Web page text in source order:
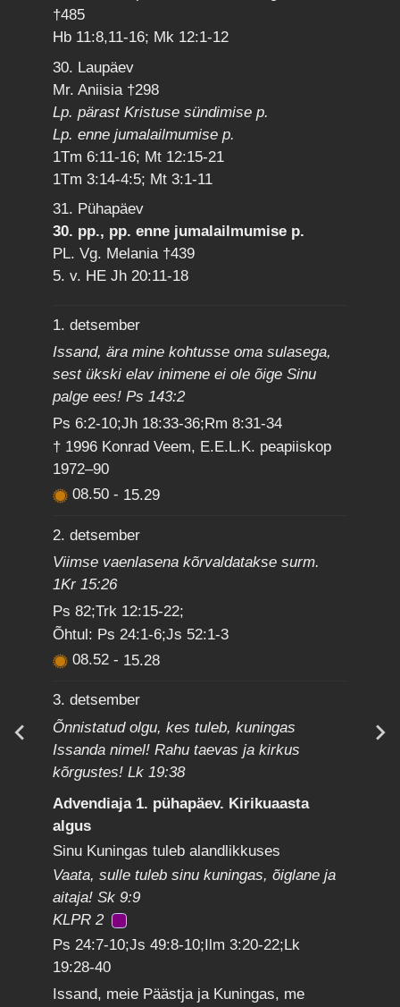
†485
Hb 11:8,11-16; Mk 12:1-12
30. Laupäev
Mr. Aniisia †298
Lp. pärast Kristuse sündimise p.
Lp. enne jumalailmumise p.
1Tm 6:11-16; Mt 12:15-21
1Tm 3:14-4:5; Mt 3:1-11
31. Pühapäev
30. pp., pp. enne jumalailmumise p.
PL. Vg. Melania †439
5. v. HE Jh 20:11-18
1. detsember
Issand, ära mine kohtusse oma sulasega,
sest ükski elav inimene ei ole õige Sinu
palge ees! Ps 143:2
Ps 6:2-10;Jh 18:33-36;Rm 8:31-34
† 1996 Konrad Veem, E.E.L.K. peapiiskop
1972–90
08.50- 15.29
2. detsember
Viimse vaenlasena kõrvaldatakse surm.
1Kr 15:26
Ps 82;Trk 12:15-22;
Õhtul: Ps 24:1-6;Js 52:1-3
08.52- 15.28
3. detsember
Õnnistatud olgu, kes tuleb, kuningas
Issanda nimel! Rahu taevas ja kirkus
kõrgustes! Lk 19:38
Advendiaja 1. pühapäev. Kirikuaasta
algus
Sinu Kuningas tuleb alandlikkuses
Vaata, sulle tuleb sinu kuningas, õiglane ja
aitaja! Sk 9:9
KLPR 2
Ps 24:7-10;Js 49:8-10;Ilm 3:20-22;Lk
19:28-40
Issand, meie Päästja ja Kuningas, me